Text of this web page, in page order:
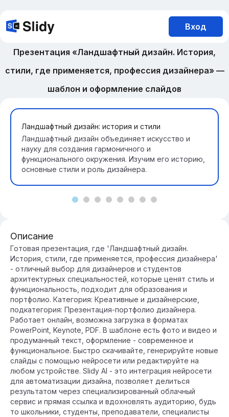
Вход
Презентация «Ландшафтный дизайн. История,
стили, где применяется, профессия дизайнера» —
шаблон и оформление слайдов
Ландшафтный дизайн: история и стили
Ландшафтный дизайн объединяет искусство и
науку для создания гармоничного и
функционального окружения. Изучим его историю,
основные стили и роль дизайнера.
Описание
Готовая презентация, где 'Ландшафтный дизайн.
История, стили, где применяется, профессия дизайнера'
- отличный выбор для дизайнеров и студентов
архитектурных специальностей, которые ценят стиль и
функциональность, подходит для образования и
портфолио. Категория: Креативные и дизайнерские,
подкатегория: Презентация-портфолио дизайнера.
Работает онлайн, возможна загрузка в форматах
PowerPoint, Keynote, PDF. В шаблоне есть фото и видео и
продуманный текст, оформление - современное и
функциональное. Быстро скачивайте, генерируйте новые
слайды с помощью нейросети или редактируйте на
любом устройстве. Slidy AI - это интеграция нейросети
для автоматизации дизайна, позволяет делиться
результатом через специализированный облачный
сервис и прямая ссылка и вдохновлять аудиторию, будь
то школьники, студенты, преподаватели, специалисты